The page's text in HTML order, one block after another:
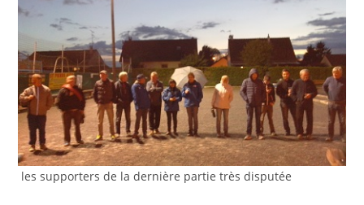
les supporters de la dernière partie très disputée